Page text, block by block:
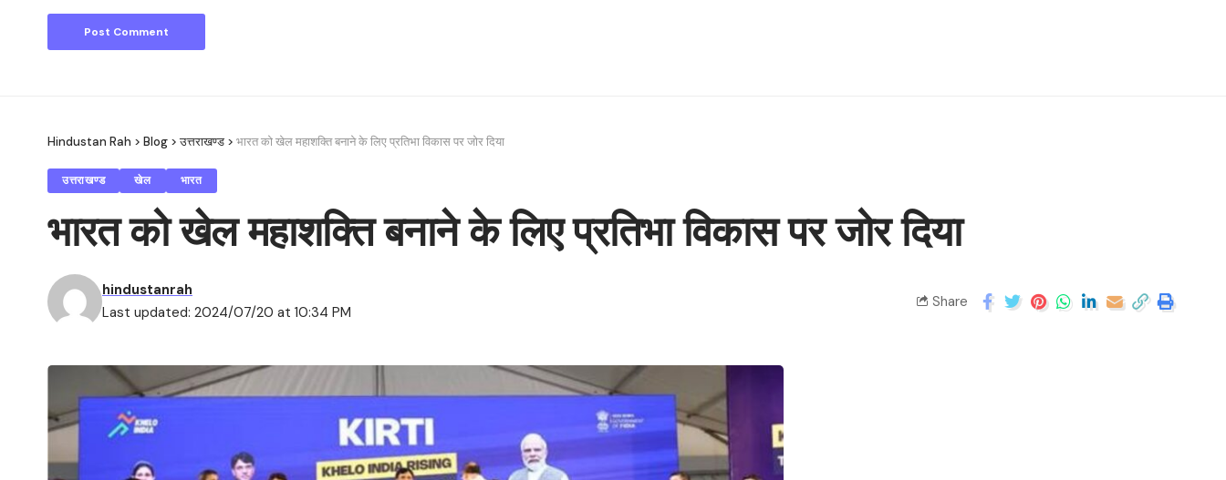
Hindustan Rah > Blog >उत्तराखण्ड > भारत को खेल महाशक्ति बनाने के लिए प्रतिभा विकास पर जोर दिया
उत्तराखण्ड खेल भारत
भारत को खेल महाशक्ति बनाने के लिए प्रतिभा विकास पर जोर दिया
Last updated: 2024/07/20 at 10:34 PM
hindustanrah
Share